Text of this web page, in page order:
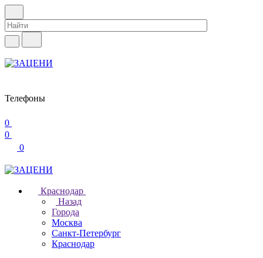
Телефоны
0
0
0
Краснодар
Назад
Города
Москва
Санкт-Петербург
Краснодар